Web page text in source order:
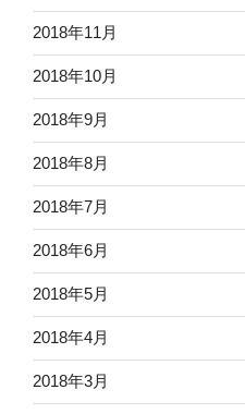
2018年11月
2018年10月
2018年9月
2018年8月
2018年7月
2018年6月
2018年5月
2018年4月
2018年3月